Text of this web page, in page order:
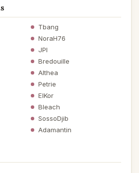
Tbang
NoraH76
JPI
Bredouille
Althea
Petrie
ElKor
Bleach
SossoDjib
Adamantin